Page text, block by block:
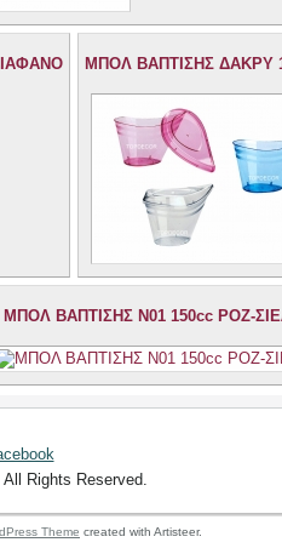
ΜΠΟΛ ΒΑΠΤΙΣΗΣ ΔΑΚΡΥ
ΜΠΟΛ ΒΑΠΤΙΣΗΣ Ν01 150cc ΡΟΖ-
Rights Reserved.
Theme created with Artisteer.